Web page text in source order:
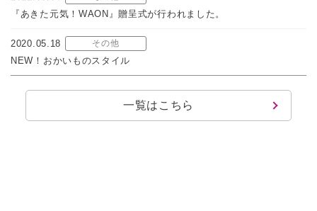
『あきた元気！WAON』贈呈式が行われました。
2020.05.18 その他
NEW！おかいものスタイル
一覧はこちら